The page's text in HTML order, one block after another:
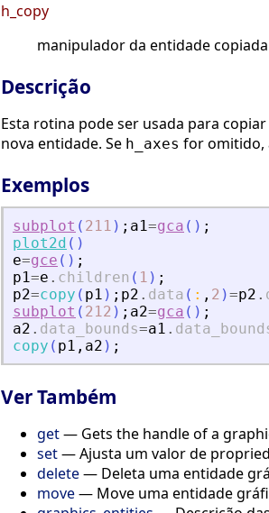
h_copy
manipulador da entidade
Descrição
Esta rotina pode ser usada para
nova entidade. Se h_axes for omitido,
Exemplos
subplot ( 211 ) ; a1=gca ( ) ;
plot2d ( )
e=gce ( ) ;
p1=e . children ( 1 ) ;
p2=copy ( p1 ) ; p2 . data ( : , 2 )=p2 .
subplot ( 212 ) ; a2=gca ( ) ;
a2 . data_bounds=a1 .
copy ( p1 , a2 ) ;
Ver Também
get— Gets the handle of a
set— Ajusta um valor de
delete— Deleta uma entidade
move— Move uma entidade